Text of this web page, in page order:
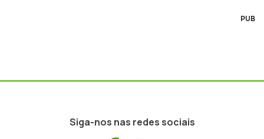
PUB
Siga-nos nas redes sociais